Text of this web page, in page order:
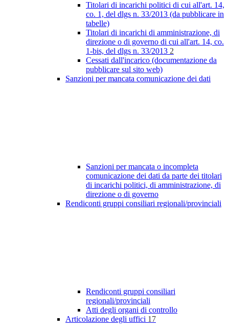
Titolari di incarichi politici di cui all'art. 14,
co. 1, del dlgs n. 33/2013 (da pubblicare in
tabelle)
Titolari di incarichi di amministrazione, di
direzione o di governo di cui all'art. 14, co.
1-bis, del dlgs n. 33/2013 2
Cessati dall'incarico (documentazione da
pubblicare sul sito web)
Sanzioni per mancata comunicazione dei dati
Sanzioni per mancata o incompleta
comunicazione dei dati da parte dei titolari
di incarichi politici, di amministrazione, di
direzione o di governo
Rendiconti gruppi consiliari regionali/provinciali
Rendiconti gruppi consiliari
regionali/provinciali
Atti degli organi di controllo
Articolazione degli uffici 17